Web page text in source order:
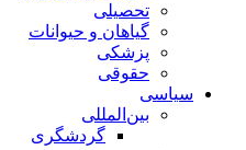
تحصیلی
گیاهان و حیوانات
پزشکی
حقوقی
سیاسی
بین‌المللی
گردشگری